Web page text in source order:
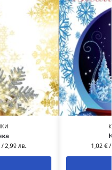
/2,99лв. 1,02€/